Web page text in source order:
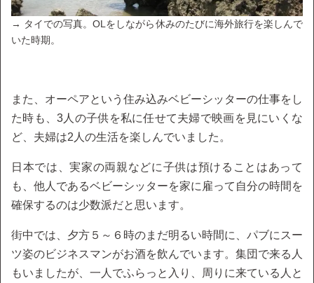
→ タイでの写真。OLをしながら休みのたびに海外旅行を楽しんで
いた時期。
また、オーペアという住み込みベビーシッターの仕事をし
た時も、3人の子供を私に任せて夫婦で映画を見にいくな
ど、夫婦は2人の生活を楽しんでいました。
日本では、実家の両親などに子供は預けることはあって
も、他人であるベビーシッターを家に雇って自分の時間を
確保するのは少数派だと思います。
街中では、夕方５～６時のまだ明るい時間に、パブにスー
ツ姿のビジネスマンがお酒を飲んでいます。集団で来る人
もいましたが、一人でふらっと入り、周りに来ている人と